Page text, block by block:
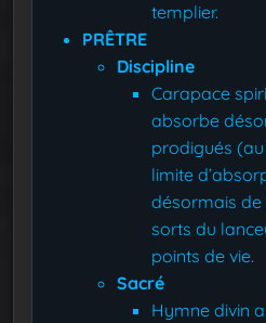
templier.
PRÊTRE
Discipline
Carapace
absorbe
prodigués (au
limite
désormais de
sorts du
points de vie.
Sacré
Hymne divin